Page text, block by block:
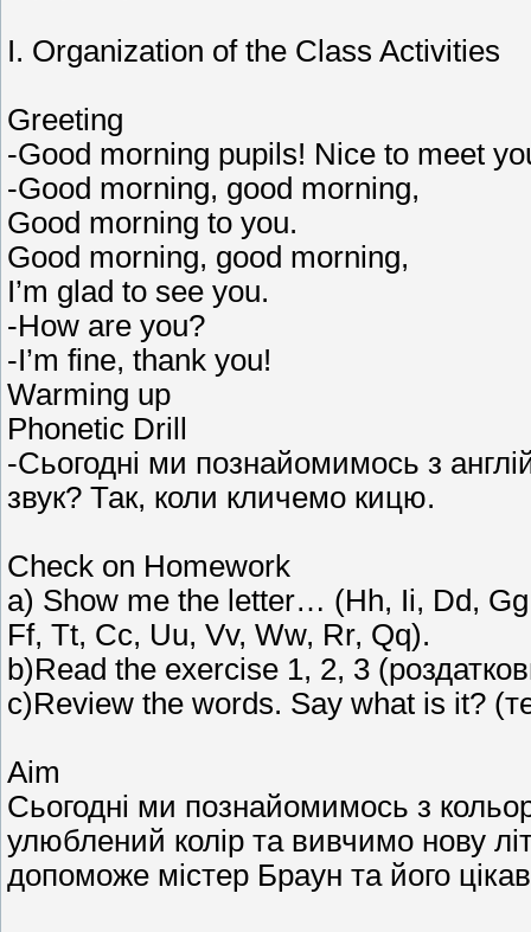
I. Organization of the Class Activities
Greeting
-Good morning pupils! Nice to meet
-Good morning, good morning,
Good morning to you.
Good morning, good morning,
I’m glad to see you.
-How are you?
-I’m fine, thank you!
Warming up
Phonetic Drill
-Сьогодні ми познайомимось з
звук? Так, коли кличемо кицю.
Check on Homework
а) Show me the letter… (Hh, Ii, Dd,
Ff, Tt, Cc, Uu, Vv, Ww, Rr, Qq).
b)Read the exercise 1, 2, 3
c)Review the words. Say what is it?
Aim
Сьогодні ми познайомимось з
улюблений колір та вивчимо нову
допоможе містер Браун та його